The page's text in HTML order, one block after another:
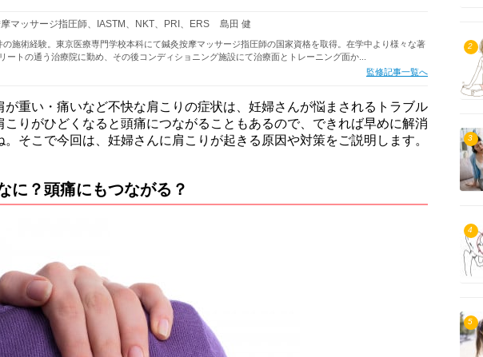
マッサージ指圧師、IASTM、NKT、PRI、ERS 島田 健
の施術経験。東京医療専門学校本科にて鍼灸按摩マッサージ指圧師の国家資格を取得。在学中より様々な著
ートの通う治療院に勤め、その後コンディショニング施設にて治療面とトレーニング面か...
監修記事一覧へ
が重い・痛いなど不快な肩こりの症状は、妊婦さんが悩まされるトラブル
こりがひどくなると頭痛につながることもあるので、できれば早めに解消
。そこで今回は、妊婦さんに肩こりが起きる原因や対策をご説明します。
に？頭痛にもつながる？
2
3
4
5